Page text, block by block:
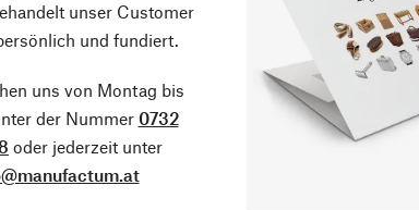
unser Customer
und fundiert.
uns von Montag bis
der Nummer 0732
oder jederzeit unter